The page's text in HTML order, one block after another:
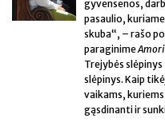
gyvensenos,
pasaulio,
skuba“, – rašo
paraginime
Trejybės
slėpinys. Kaip
vaikams,
gąsdinanti ir